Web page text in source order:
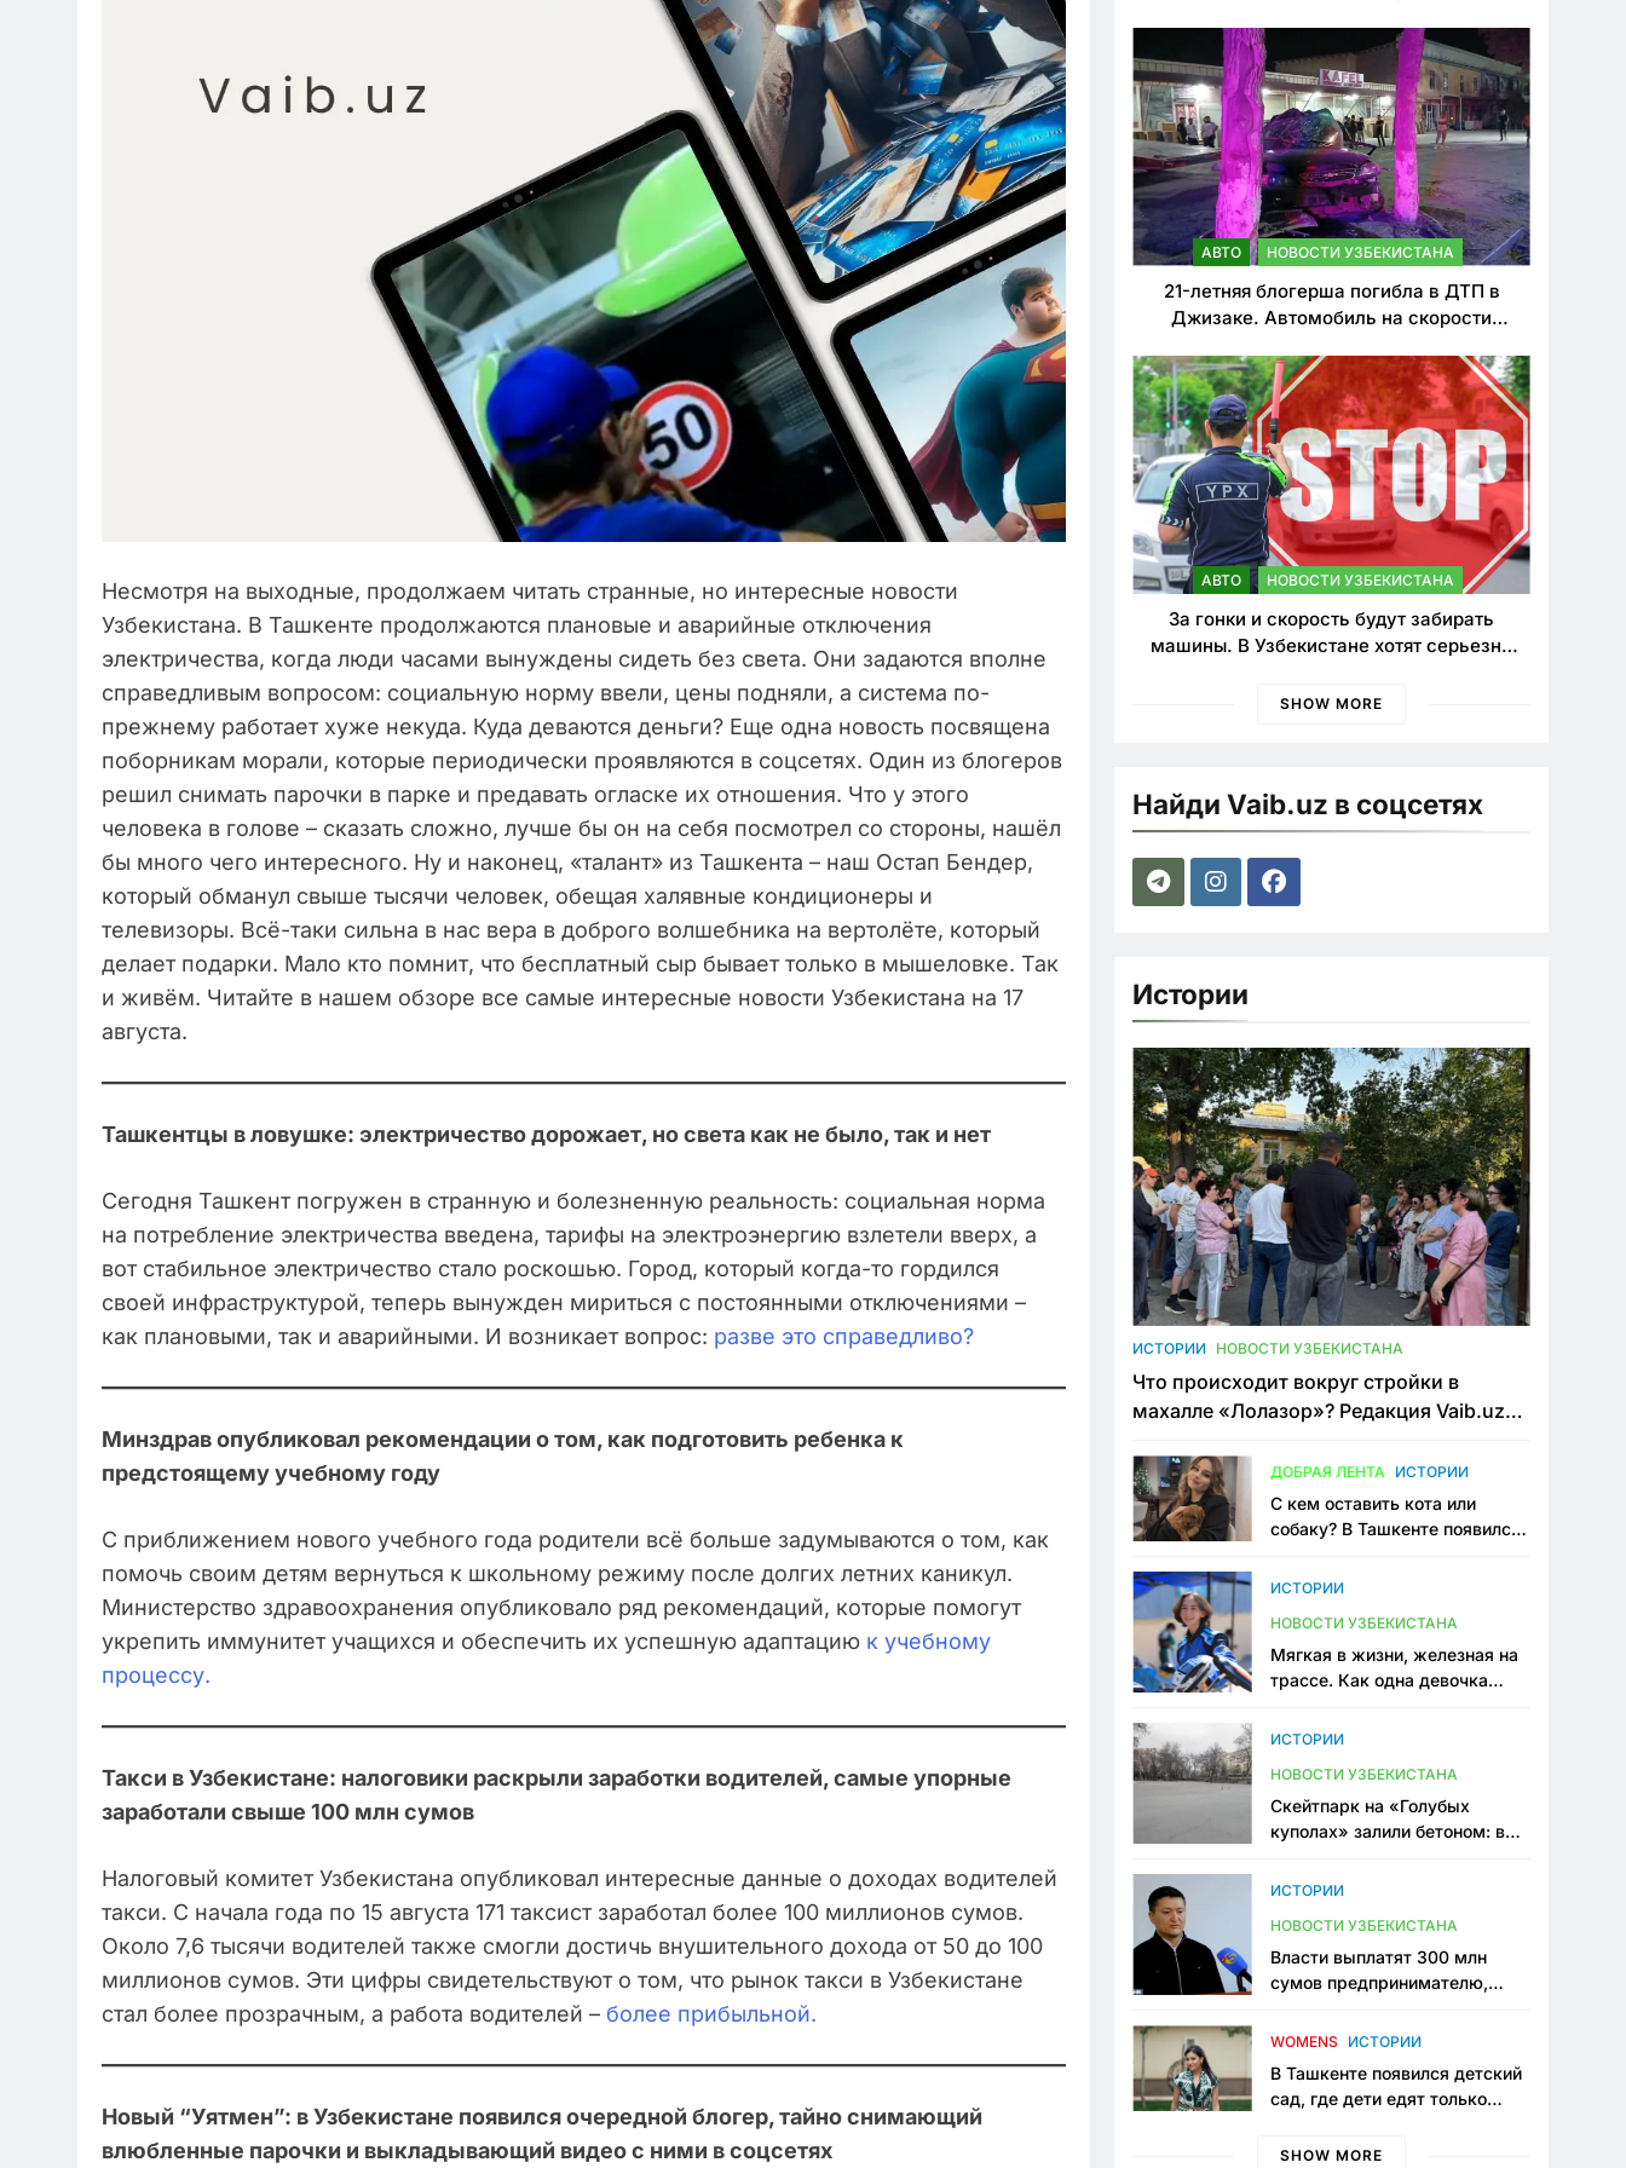
Несмотря на выходные, продолжаем читать странные, но интересные новости
Узбекистана. В Ташкенте продолжаются плановые и аварийные отключения
электричества, когда люди часами вынуждены сидеть без света. Они задаются вполне
справедливым вопросом: социальную норму ввели, цены подняли, а система по-
прежнему работает хуже некуда. Куда деваются деньги? Еще одна новость посвящена
поборникам морали, которые периодически проявляются в соцсетях. Один из блогеров
решил снимать парочки в парке и предавать огласке их отношения. Что у этого
человека в голове – сказать сложно, лучше бы он на себя посмотрел со стороны, нашёл
бы много чего интересного. Ну и наконец, «талант» из Ташкента – наш Остап Бендер,
который обманул свыше тысячи человек, обещая халявные кондиционеры и
телевизоры. Всё-таки сильна в нас вера в доброго волшебника на вертолёте, который
делает подарки. Мало кто помнит, что бесплатный сыр бывает только в мышеловке. Так
и живём. Читайте в нашем обзоре все самые интересные новости Узбекистана на 17
августа.
Ташкентцы в ловушке: электричество дорожает, но света как не было, так и нет
Сегодня Ташкент погружен в странную и болезненную реальность: социальная норма
на потребление электричества введена, тарифы на электроэнергию взлетели вверх, а
вот стабильное электричество стало роскошью. Город, который когда-то гордился
своей инфраструктурой, теперь вынужден мириться с постоянными отключениями –
как плановыми, так и аварийными. И возникает вопрос: разве это справедливо?
Минздрав опубликовал рекомендации о том, как подготовить ребенка к
предстоящему учебному году
С приближением нового учебного года родители всё больше задумываются о том, как
помочь своим детям вернуться к школьному режиму после долгих летних каникул.
Министерство здравоохранения опубликовало ряд рекомендаций, которые помогут
укрепить иммунитет учащихся и обеспечить их успешную адаптацию к учебному
процессу.
Такси в Узбекистане: налоговики раскрыли заработки водителей, самые упорные
заработали свыше 100 млн сумов
Налоговый комитет Узбекистана опубликовал интересные данные о доходах водителей
такси. С начала года по 15 августа 171 таксист заработал более 100 миллионов сумов.
Около 7,6 тысячи водителей также смогли достичь внушительного дохода от 50 до 100
миллионов сумов. Эти цифры свидетельствуют о том, что рынок такси в Узбекистане
стал более прозрачным, а работа водителей – более прибыльной.
Новый “Уятмен”: в Узбекистане появился очередной блогер, тайно снимающий
влюбленные парочки и выкладывающий видео с ними в соцсетях
нарушителей ПДД
АВТО НОВОСТИ УЗБЕКИСТАНА
21-летняя блогерша погибла в ДТП в
Джизаке. Автомобиль на скорости
АВТО НОВОСТИ УЗБЕКИСТАНА
За гонки и скорость будут забирать
машины. В Узбекистане хотят серьезно
SHOW MORE
Найди Vaib.uz в соцсетях
Истории
ИСТОРИИ НОВОСТИ УЗБЕКИСТАНА
Что происходит вокруг стройки в
махалле «Лолазор»? Редакция Vaib.uz
конфликта
ДОБРАЯ ЛЕНТА ИСТОРИИ
С кем оставить кота или
собаку? В Ташкенте появился
ИСТОРИИ
НОВОСТИ УЗБЕКИСТАНА
Мягкая в жизни, железная на
трассе. Как одна девочка
Узбекистане
ИСТОРИИ
НОВОСТИ УЗБЕКИСТАНА
Скейтпарк на «Голубых
куполах» залили бетоном: в
одно общественное
ИСТОРИИ
НОВОСТИ УЗБЕКИСТАНА
Власти выплатят 300 млн
сумов предпринимателю,
тюрьме по незаконному
WOMENS ИСТОРИИ
В Ташкенте появился детский
сад, где дети едят только
мама, которая устала просить
SHOW MORE